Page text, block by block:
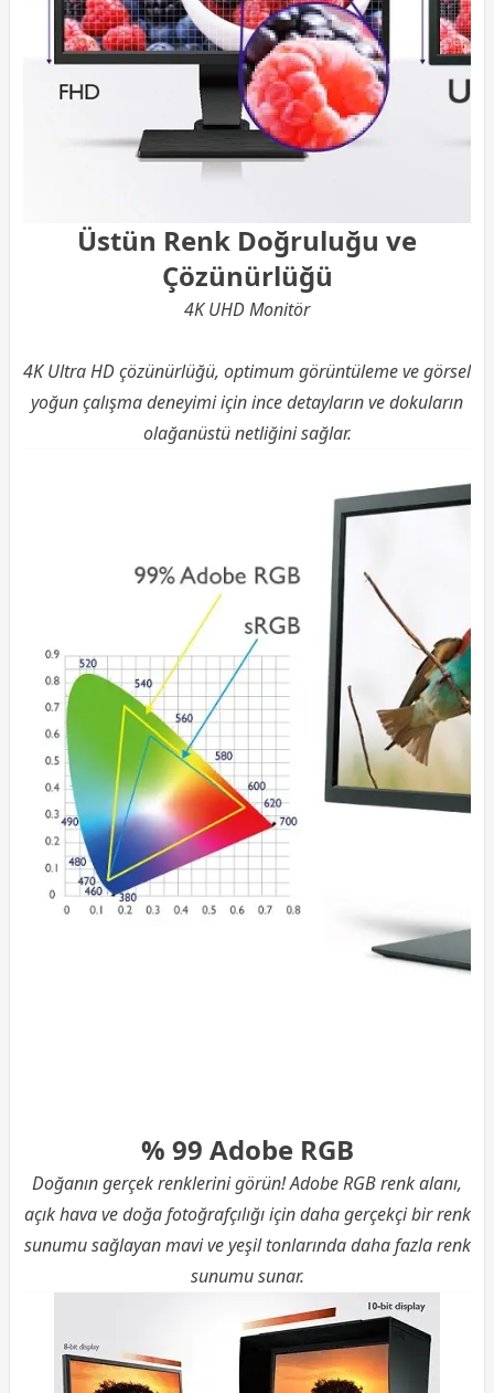
Üstün Renk Doğruluğu ve
Çözünürlüğü
4K UHD Monitör
4K Ultra HD çözünürlüğü, optimum görüntüleme ve görsel
yoğun çalışma deneyimi için ince detayların ve dokuların
olağanüstü netliğini sağlar.
% 99 Adobe RGB
Doğanın gerçek renklerini görün! Adobe RGB renk alanı,
açık hava ve doğa fotoğrafçılığı için daha gerçekçi bir renk
sunumu sağlayan mavi ve yeşil tonlarında daha fazla renk
sunumu sunar.